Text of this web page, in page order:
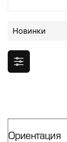
Новинки
Ориентация